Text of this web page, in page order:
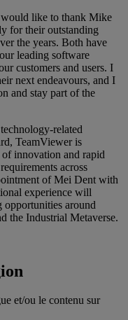
like to thank Mike
for their outstanding
the years. Both have
leading software
customers and users. I
next endeavours, and I
and stay part of the
related
TeamViewer is
innovation and rapid
across
of Mei Dent with
experience will
opportunities around
the Industrial Metaverse.
et/ou le contenu sur